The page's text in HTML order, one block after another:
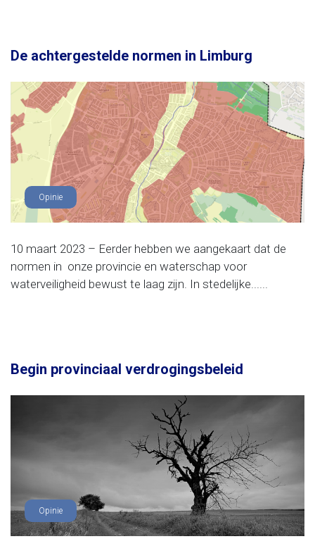
De achtergestelde normen in Limburg
Opinie
10 maart 2023 – Eerder hebben we aangekaart dat de
normen in onze provincie en waterschap voor
waterveiligheid bewust te laag zijn. In stedelijke......
Begin provinciaal verdrogingsbeleid
Opinie